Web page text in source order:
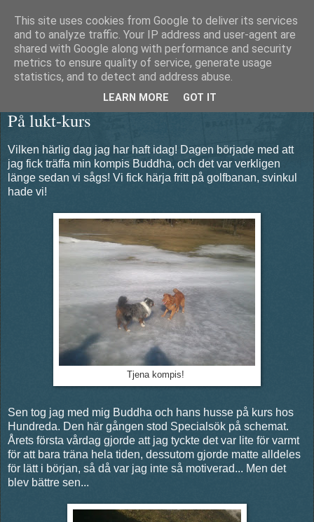
Äventyrshunden Diesel
På lukt-kurs
Vilken härlig dag jag har haft idag! Dagen började med att
jag fick träffa min kompis Buddha, och det var verkligen
länge sedan vi sågs! Vi fick härja fritt på golfbanan, svinkul
hade vi!
Tjena kompis!
Sen tog jag med mig Buddha och hans husse på kurs hos
Hundreda. Den här gången stod Specialsök på schemat.
Årets första vårdag gjorde att jag tyckte det var lite för varmt
för att bara träna hela tiden, dessutom gjorde matte alldeles
för lätt i början, så då var jag inte så motiverad... Men det
blev bättre sen...
This site uses cookies from Google to deliver its services
and to analyze traffic. Your IP address and user-agent are
shared with Google along with performance and security
metrics to ensure quality of service, generate usage
statistics, and to detect and address abuse.
LEARN MORE GOT IT